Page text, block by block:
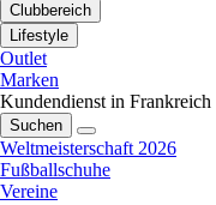
Clubbereich
Lifestyle
Outlet
Marken
Kundendienst in Frankreich
Suchen
Weltmeisterschaft 2026
Fußballschuhe
Vereine